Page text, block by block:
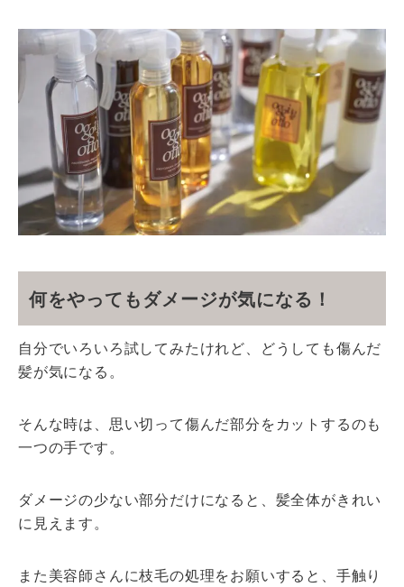
何をやってもダメージが気になる！
自分でいろいろ試してみたけれど、どうしても傷んだ
髪が気になる。
そんな時は、思い切って傷んだ部分をカットするのも
一つの手です。
ダメージの少ない部分だけになると、髪全体がきれい
に見えます。
また美容師さんに枝毛の処理をお願いすると、手触り